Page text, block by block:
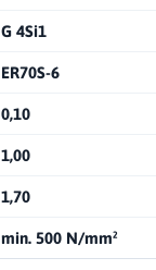
G 4Si1
ER70S-6
0,10
1,00
1,70
min. 500 N/mm²